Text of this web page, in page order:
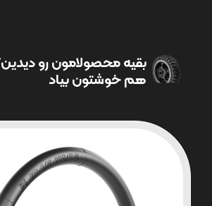
بقیه محصولامون رو دیدین؟
هم خوشتون بیاد